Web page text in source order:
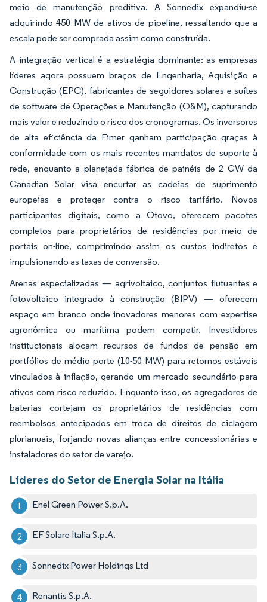
meio de manutenção preditiva. A Sonnedix expandiu-se
adquirindo 450 MW de ativos de pipeline, ressaltando que a
escala pode ser comprada assim como construída.
A integração vertical é a estratégia dominante: as empresas
líderes agora possuem braços de Engenharia, Aquisição e
Construção (EPC), fabricantes de seguidores solares e suítes
de software de Operações e Manutenção (O&M), capturando
mais valor e reduzindo o risco dos cronogramas. Os inversores
de alta eficiência da Fimer ganham participação graças à
conformidade com os mais recentes mandatos de suporte à
rede, enquanto a planejada fábrica de painéis de 2 GW da
Canadian Solar visa encurtar as cadeias de suprimento
europeias e proteger contra o risco tarifário. Novos
participantes digitais, como a Otovo, oferecem pacotes
completos para proprietários de residências por meio de
portais on-line, comprimindo assim os custos indiretos e
impulsionando as taxas de conversão.
Arenas especializadas — agrivoltaico, conjuntos flutuantes e
fotovoltaico integrado à construção (BIPV) — oferecem
espaço em branco onde inovadores menores com expertise
agronômica ou marítima podem competir. Investidores
institucionais alocam recursos de fundos de pensão em
portfólios de médio porte (10-50 MW) para retornos estáveis
vinculados à inflação, gerando um mercado secundário para
ativos com risco reduzido. Enquanto isso, os agregadores de
baterias cortejam os proprietários de residências com
reembolsos antecipados em troca de direitos de ciclagem
plurianuais, forjando novas alianças entre concessionárias e
instaladores do setor de varejo.
Líderes do Setor de Energia Solar na Itália
Enel Green Power S.p.A.
EF Solare Italia S.p.A.
Sonnedix Power Holdings Ltd
Renantis S.p.A.